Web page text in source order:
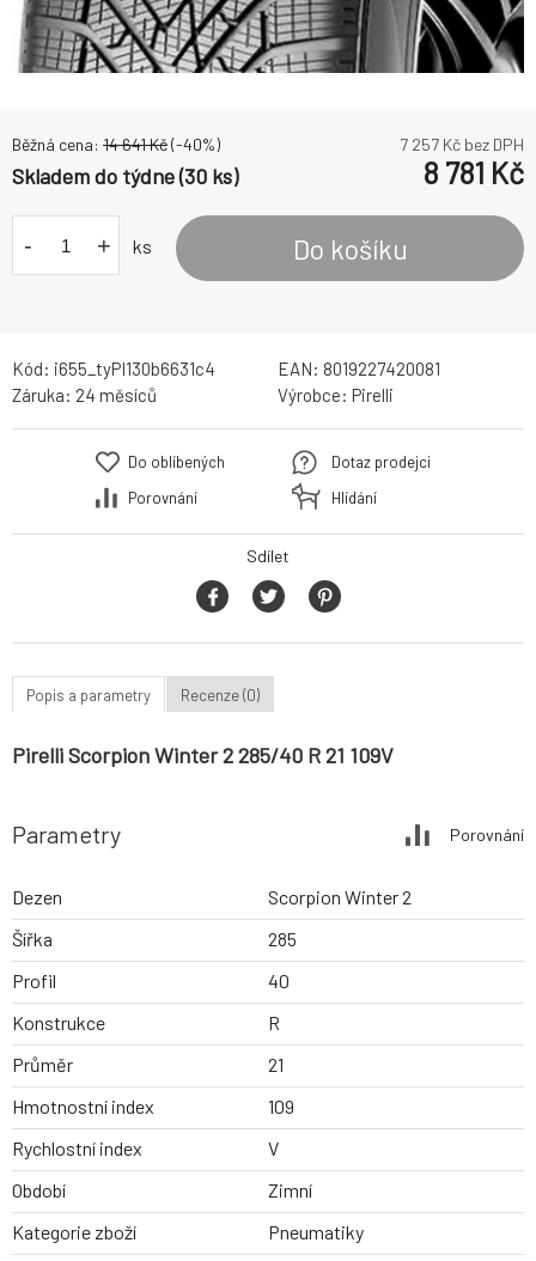
Běžná cena: 14 641Kč(-40%) 7 257 Kč bez DPH
Skladem do týdne (30 ks) 8 781 Kč
- + ks Do košíku
Kód: i655_tyPI130b6631c4 EAN: 8019227420081
Záruka: 24 měsíců Výrobce: Pirelli
Do oblíbených
Porovnání
Dotaz prodejci
Hlídání
Sdílet
Popis a parametry Recenze (0)
Pirelli Scorpion Winter 2 285/40 R 21 109V
Parametry Porovnání
Dezen
Scorpion Winter 2
Šířka
285
Profil
40
Konstrukce
R
Průměr
21
Hmotnostní index
109
Rychlostní index
V
Období
Zimní
Kategorie zboží
Pneumatiky